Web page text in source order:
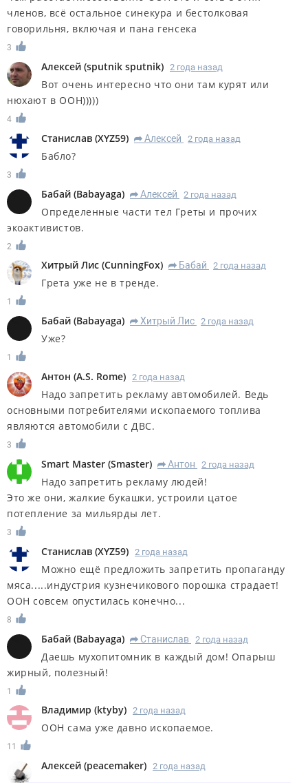
членов, всё остальное синекура и бестолковая
говорильня, включая и пана генсека
3
Алексей (sputnik sputnik) 2 года назад
Вот очень интересно что они там курят или
нюхают в ООН)))))
4
Станислав (XYZ59) R Алексей 2 года назад
Бабло?
3
Бабай (Babayaga) R Алексей 2 года назад
Определенные части тел Греты и прочих
экоактивистов.
2
Хитрый Лис (CunningFox) R Бабай 2 года назад
Грета уже не в тренде.
1
Бабай (Babayaga) R Хитрый Лис 2 года назад
Уже?
1
Антон (A.S. Rome) 2 года назад
Надо запретить рекламу автомобилей. Ведь
основными потребителями ископаемого топлива
являются автомобили с ДВС.
3
Smart Master (Smaster) R Антон 2 года назад
Надо запретить рекламу людей!
Это же они, жалкие букашки, устроили цатое
потепление за мильярды лет.
3
Станислав (XYZ59) 2 года назад
Можно ещё предложить запретить пропаганду
мяса.....индустрия кузнечикового порошка страдает!
ООН совсем опустилась конечно...
8
Бабай (Babayaga) R Станислав 2 года назад
Даешь мухопитомник в каждый дом! Опарыш
жирный, полезный!
1
Владимир (ktyby) 2 года назад
ООН сама уже давно ископаемое.
11
Алексей (peacemaker) 2 года назад